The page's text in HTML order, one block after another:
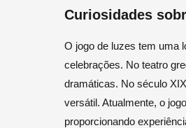
Curiosidades
O jogo de luzes tem uma
celebrações. No teatro
dramáticas. No século
versátil. Atualmente, o
proporcionando